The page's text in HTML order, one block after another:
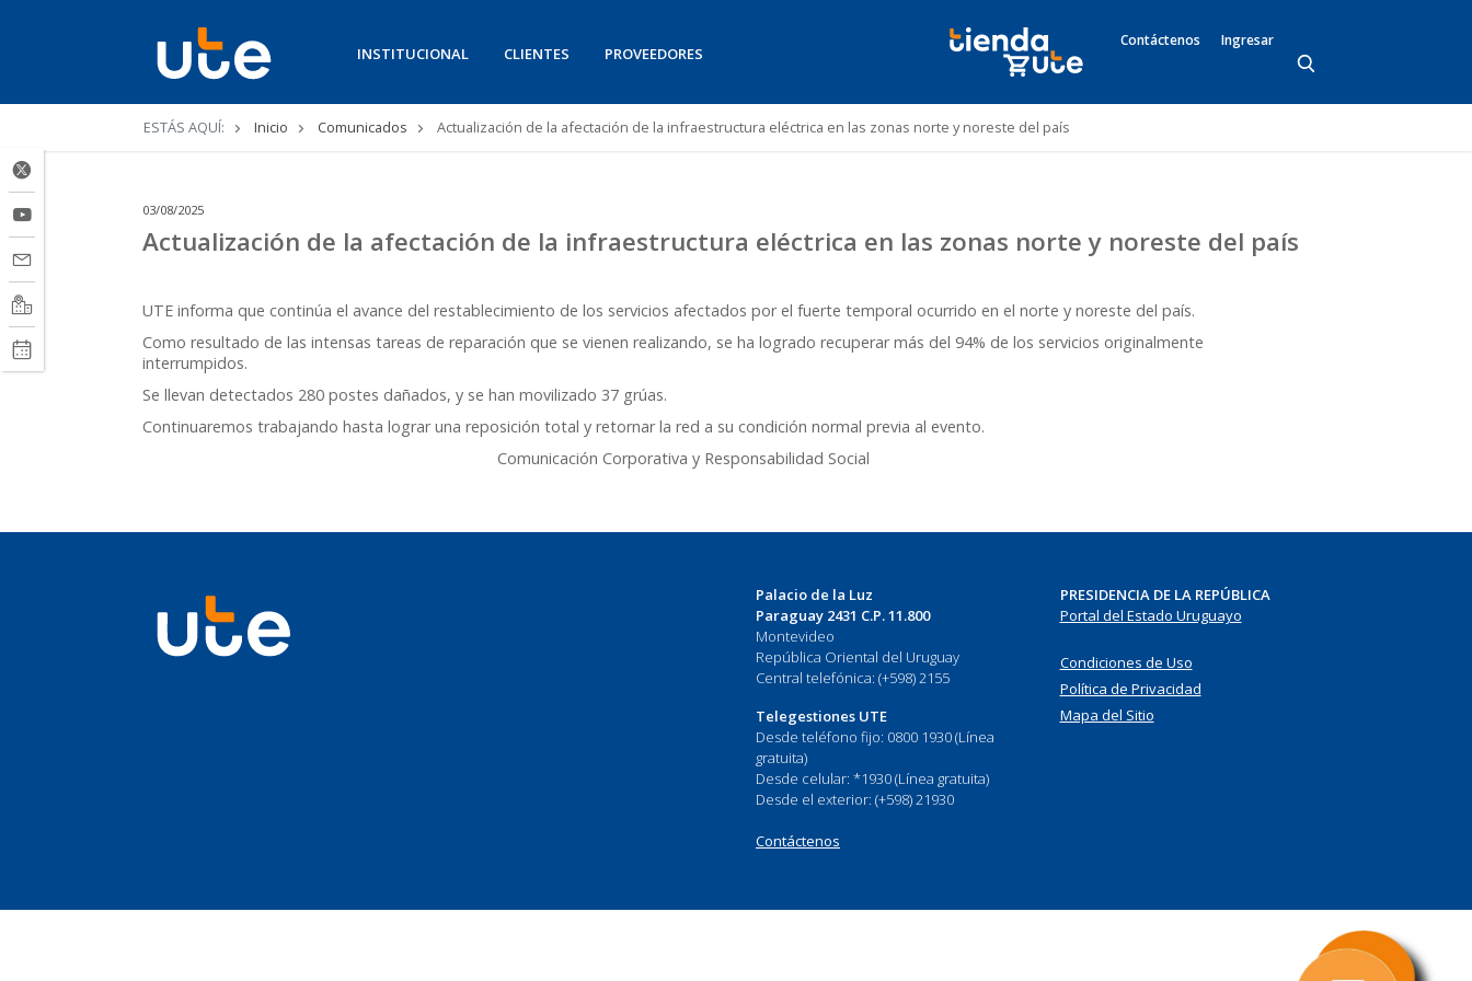
INSTITUCIONAL CLIENTES PROVEEDORES
Contáctenos Ingresar
Ruta
navegación
ESTÁS AQUÍ: Inicio Comunicados Actualización de la afectación de la infraestructura eléctrica en las zonas norte y noreste del país
03/08/2025
Actualización de la afectación de la infraestructura eléctrica en las zonas norte y noreste del país
UTE informa que continúa el avance del restablecimiento de los servicios afectados por el fuerte temporal ocurrido en el norte y noreste del país.
Como resultado de las intensas tareas de reparación que se vienen realizando, se ha logrado recuperar más del 94% de los servicios originalmente
interrumpidos.
Se llevan detectados 280 postes dañados, y se han movilizado 37 grúas.
Continuaremos trabajando hasta lograr una reposición total y retornar la red a su condición normal previa al evento.
Comunicación Corporativa y Responsabilidad Social
Palacio de la Luz
Paraguay 2431 C.P. 11.800
Montevideo
República Oriental del Uruguay
Central telefónica: (+598) 2155
Telegestiones UTE
Desde teléfono fijo: 0800 1930 (Línea
gratuita)
Desde celular: *1930 (Línea gratuita)
Desde el exterior: (+598) 21930
Contáctenos
PRESIDENCIA DE LA REPÚBLICA
Portal del Estado Uruguayo
Condiciones de Uso
Política de Privacidad
Mapa del Sitio